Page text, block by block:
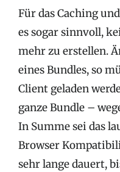
Für das Caching
es sogar sinnvoll,
mehr zu erstellen.
eines Bundles, so
Client geladen
ganze Bundle –
In Summe sei das
Browser
sehr lange dauert,